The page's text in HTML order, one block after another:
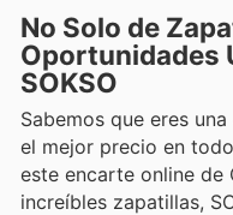
No Solo de
Oportunidades
SOKSO
Sabemos que eres
el mejor precio en
este encarte online de
increíbles zapatillas,